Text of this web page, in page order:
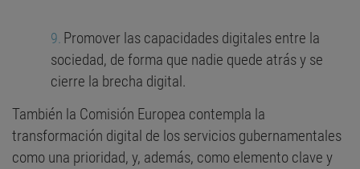
Promover las capacidades digitales entre la
sociedad, de forma que nadie quede atrás y se
cierre la brecha digital.
También la Comisión Europea contempla la
transformación digital de los servicios gubernamentales
como una prioridad, y, además, como elemento clave y